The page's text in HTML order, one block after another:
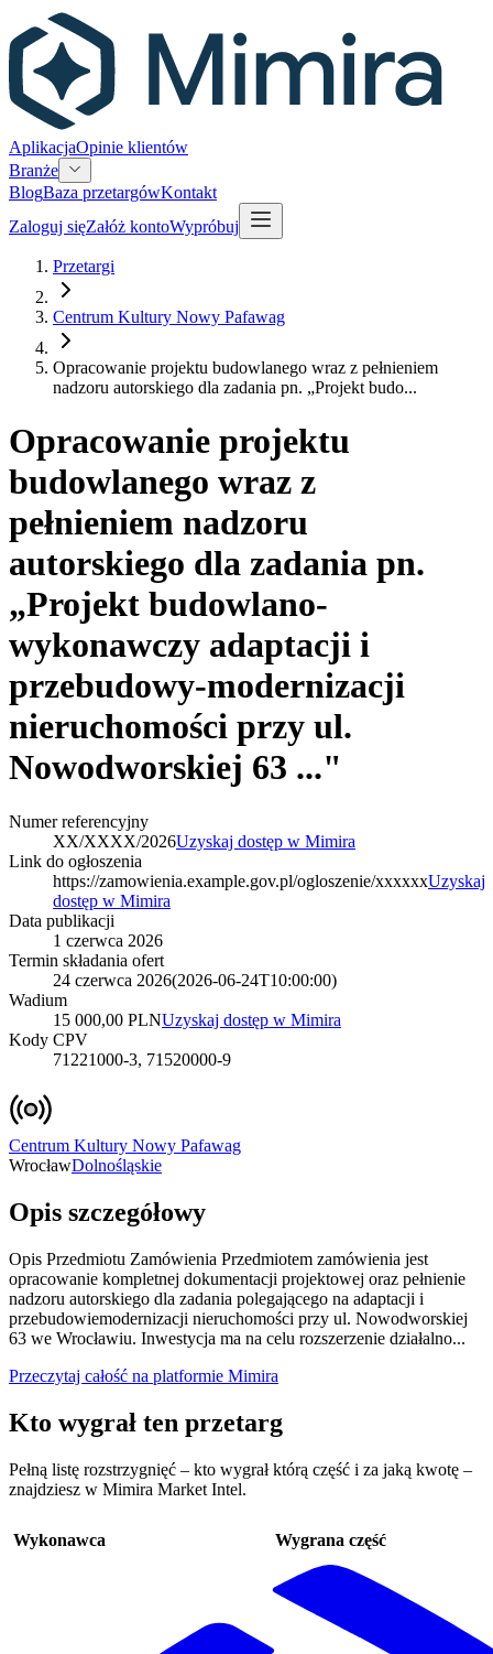
AplikacjaOpinie klientów
Branże
BlogBaza przetargówKontakt
Zaloguj sięZałóż kontoWypróbuj
Przetargi
Centrum Kultury Nowy Pafawag
Opracowanie projektu budowlanego wraz z pełnieniem
nadzoru autorskiego dla zadania pn. „Projekt budo...
Opracowanie projektu
budowlanego wraz z
pełnieniem nadzoru
autorskiego dla zadania pn.
„Projekt budowlano-
wykonawczy adaptacji i
przebudowy-modernizacji
nieruchomości przy ul.
Nowodworskiej 63 ..."
Numer referencyjny
XX/XXXX/2026Uzyskaj dostęp w Mimira
Link do ogłoszenia
https://zamowienia.example.gov.pl/ogloszenie/xxxxxxUzyskaj
dostęp w Mimira
Data publikacji
1 czerwca 2026
Termin składania ofert
24 czerwca 2026(2026-06-24T10:00:00)
Wadium
15 000,00 PLNUzyskaj dostęp w Mimira
Kody CPV
71221000-3, 71520000-9
Centrum Kultury Nowy Pafawag
WrocławDolnośląskie
Opis szczegółowy
Opis Przedmiotu Zamówienia Przedmiotem zamówienia jest
opracowanie kompletnej dokumentacji projektowej oraz pełnienie
nadzoru autorskiego dla zadania polegającego na adaptacji i
przebudowiemodernizacji nieruchomości przy ul. Nowodworskiej
63 we Wrocławiu. Inwestycja ma na celu rozszerzenie działalno...
Przeczytaj całość na platformie Mimira
Kto wygrał ten przetarg
Pełną listę rozstrzygnięć – kto wygrał którą część i za jaką kwotę –
znajdziesz w Mimira Market Intel.
Wykonawca Wygrana część